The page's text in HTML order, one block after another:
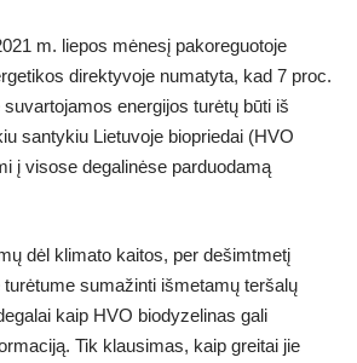
m. liepos mėnesį pakoreguotoje
direktyvoje numatyta, kad 7 proc.
energijos turėtų būti iš
santykiu Lietuvoje biopriedai (HVO
į visose degalinėse parduodamą
dėl klimato kaitos, per dešimtmetį
sumažinti išmetamų teršalų
kaip HVO biodyzelinas gali
Tik klausimas, kaip greitai jie